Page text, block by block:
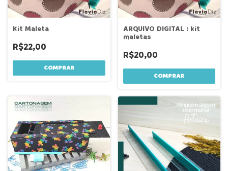
Kit Maleta
R$22,00
COMPRAR
ARQUIVO DIGITAL : kit
maletas
R$20,00